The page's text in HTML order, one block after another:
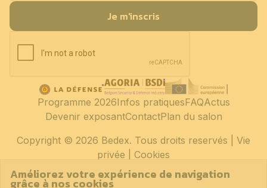
Je m'inscris
Copyright © 2026 Bedex. Tous droits reservés | Vie
privée
Cookies
Programme 2026Infos pratiquesFAQActus
Devenir exposantContactPlan du salon
Améliorez votre expérience de navigation
grâce à nos cookies